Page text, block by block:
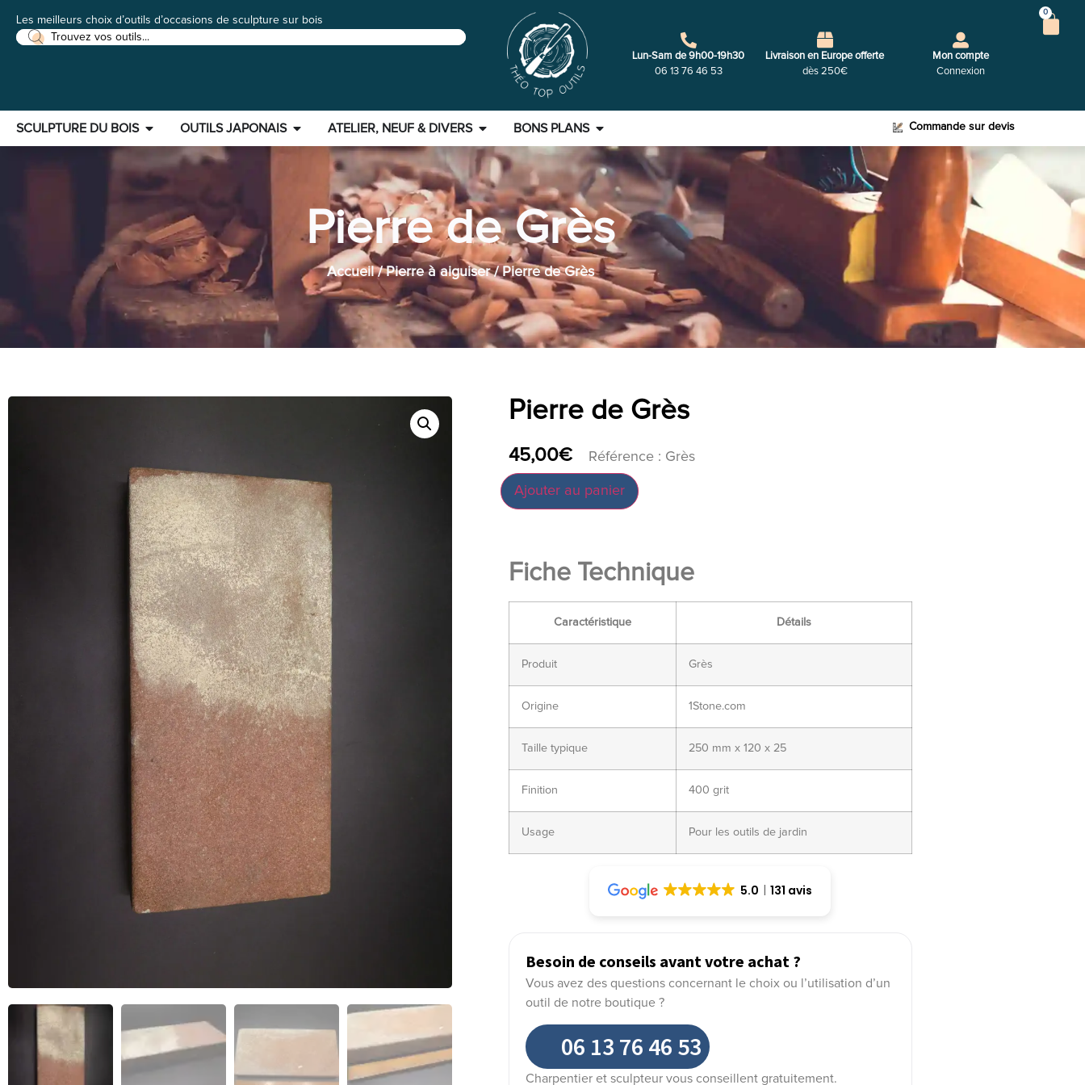
Les meilleurs choix d’outils d’occasions de sculpture sur bois
Lun-Sam de 9h00-19h30
06 13 76 46 53
Livraison en Europe offerte
dès 250€
Mon compte
Connexion
0
SCULPTURE DU BOIS OUTILS JAPONAIS ATELIER, NEUF & DIVERS BONS PLANS Commande sur devis
Pierre de Grès
Accueil/Pierre à aiguiser/ Pierre de Grès
Pierre de Grès
45,00€ Référence : Grès
Ajouter au panier
Fiche Technique
Caractéristique Détails
Produit Grès
Origine 1Stone.com
Taille typique 250 mm x 120 x 25
Finition 400 grit
Usage Pour les outils de jardin
5.0 131 avis
Besoin de conseils avant votre achat ?
Vous avez des questions concernant le choix ou l’utilisation d’un
outil de notre boutique ?
06 13 76 46 53
Charpentier et sculpteur vous conseillent gratuitement.